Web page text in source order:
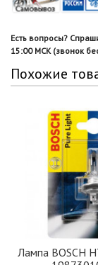
Есть вопросы?
15:00 МСК (звонок
Похожие
Лампа BOSCH